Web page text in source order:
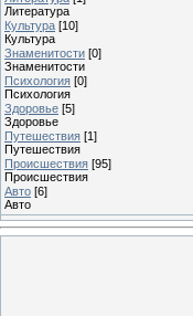
Литература
Культура [10]
Культура
Знаменитости [0]
Знаменитости
Психология [0]
Психология
Здоровье [5]
Здоровье
Путешествия [1]
Путешествия
Проиcшествия [95]
Проиcшествия
Авто [6]
Авто